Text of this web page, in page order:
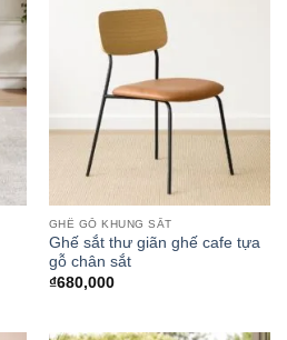
GHẾ GỖ KHUNG SẮT
Ghế sắt thư giãn ghế cafe tựa
gỗ chân sắt
₫680,000